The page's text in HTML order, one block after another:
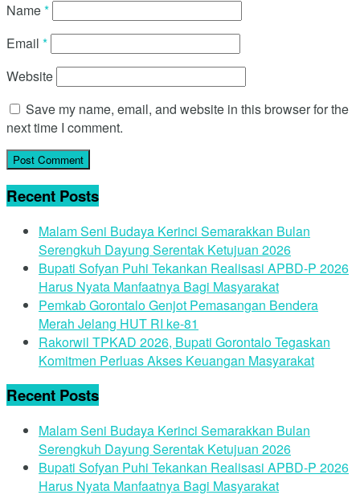
Name*
Email *
Website
Save my name, email, and website in this browser for the
next time I comment.
Recent Posts
Malam Seni Budaya Kerinci Semarakkan Bulan
Serengkuh Dayung Serentak Ketujuan 2026
Bupati Sofyan Puhi Tekankan Realisasi APBD-P 2026
Harus Nyata Manfaatnya Bagi Masyarakat
Pemkab Gorontalo Genjot Pemasangan Bendera
Merah Jelang HUT RI ke-81
Rakorwil TPKAD 2026, Bupati Gorontalo Tegaskan
Komitmen Perluas Akses Keuangan Masyarakat
Recent Posts
Malam Seni Budaya Kerinci Semarakkan Bulan
Serengkuh Dayung Serentak Ketujuan 2026
Bupati Sofyan Puhi Tekankan Realisasi APBD-P 2026
Harus Nyata Manfaatnya Bagi Masyarakat